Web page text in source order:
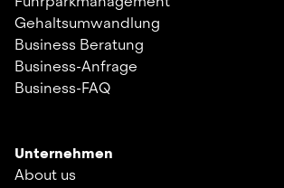
Gehaltsumwandlung
Business Beratung
Business-Anfrage
Business-FAQ
Unternehmen
About us